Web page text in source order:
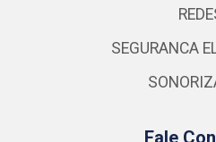
SEGURANCA